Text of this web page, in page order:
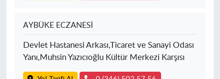
AYBÜKE ECZANESİ
Devlet Hastanesi Arkası,Ticaret ve Sanayi Odası
Yanı,Muhsin Yazıcıoğlu Kültür Merkezi Karşısı